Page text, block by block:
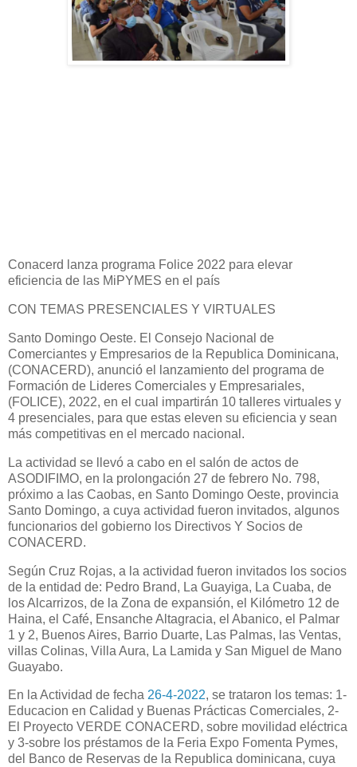
Conacerd lanza programa Folice 2022 para elevar
eficiencia de las MiPYMES en el país
CON TEMAS PRESENCIALES Y VIRTUALES
Santo Domingo Oeste. El Consejo Nacional de
Comerciantes y Empresarios de la Republica Dominicana,
(CONACERD), anunció el lanzamiento del programa de
Formación de Lideres Comerciales y Empresariales,
(FOLICE), 2022, en el cual impartirán 10 talleres virtuales y
4 presenciales, para que estas eleven su eficiencia y sean
más competitivas en el mercado nacional.
La actividad se llevó a cabo en el salón de actos de
ASODIFIMO, en la prolongación 27 de febrero No. 798,
próximo a las Caobas, en Santo Domingo Oeste, provincia
Santo Domingo, a cuya actividad fueron invitados, algunos
funcionarios del gobierno los Directivos Y Socios de
CONACERD.
Según Cruz Rojas, a la actividad fueron invitados los socios
de la entidad de: Pedro Brand, La Guayiga, La Cuaba, de
los Alcarrizos, de la Zona de expansión, el Kilómetro 12 de
Haina, el Café, Ensanche Altagracia, el Abanico, el Palmar
1 y 2, Buenos Aires, Barrio Duarte, Las Palmas, las Ventas,
villas Colinas, Villa Aura, La Lamida y San Miguel de Mano
Guayabo.
En la Actividad de fecha 26-4-2022, se trataron los temas: 1-
Educacion en Calidad y Buenas Prácticas Comerciales, 2-
El Proyecto VERDE CONACERD, sobre movilidad eléctrica
y 3-sobre los préstamos de la Feria Expo Fomenta Pymes,
del Banco de Reservas de la Republica dominicana, cuya